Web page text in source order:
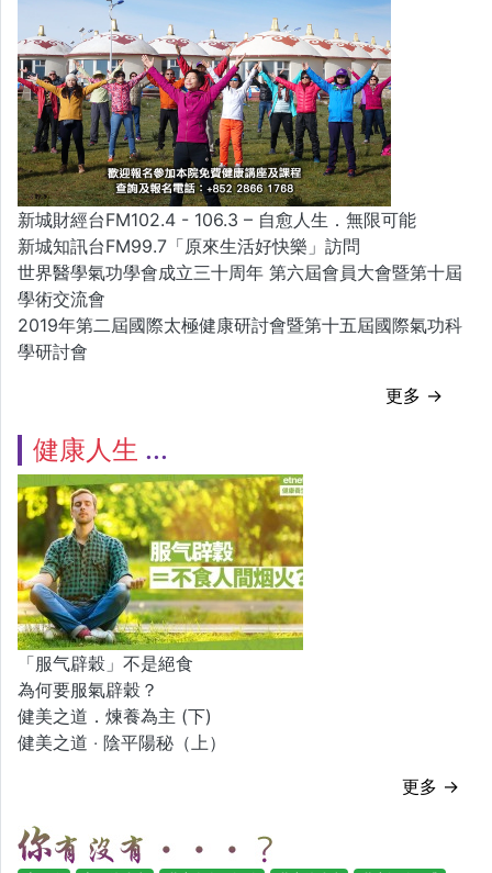
新城財經台FM102.4 - 106.3 – 自愈人生．無限可能
新城知訊台FM99.7「原來生活好快樂」訪問
世界醫學氣功學會成立三十周年 第六屆會員大會暨第十屆
學術交流會
2019年第二屆國際太極健康研討會暨第十五屆國際氣功科
學研討會
更多 →
健康人生
「服气辟穀」不是絕食
為何要服氣辟穀？
健美之道．煉養為主 (下)
健美之道 ‧ 陰平陽秘（上）
更多 →